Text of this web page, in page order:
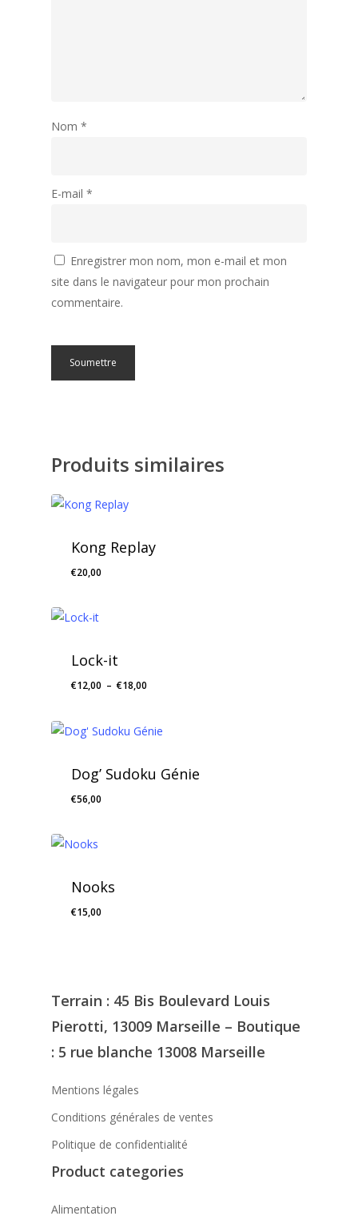
Nom *
E-mail *
Enregistrer mon nom, mon e-mail et mon
site dans le navigateur pour mon prochain
commentaire.
Produits similaires
Kong Replay
€20,00
Lock-it
€12,00 – €18,00
€12,00
€18,00
Dog’ Sudoku Génie
€56,00
Nooks
€15,00
Terrain : 45 Bis Boulevard Louis
Pierotti, 13009 Marseille – Boutique
: 5 rue blanche 13008 Marseille
Mentions légales
Conditions générales de ventes
Politique de confidentialité
Product categories
Alimentation